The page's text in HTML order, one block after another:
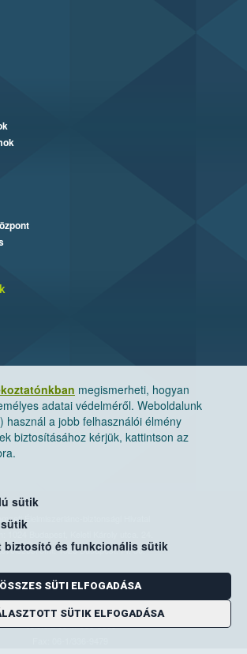
megismerheti, hogyan
adatai védelméről. Weboldalunk
használ a jobb felhasználói élmény
biztosításához kérjük, kattintson az
sütik
biztosító és funkcionális sütik
ÖSSZES SÜTI ELFOGADÁSA
SÜTIK ELFOGADÁSA
Élelmiszerlánc-biztonsági Hivatal
cím: 1525 Budapest. Pf. 30.
E-mail:ugyfelszolgalat@nebih.gov.hu
Zöld szám: 06-80/263-244
Telefon: 06-1/ 336-9000